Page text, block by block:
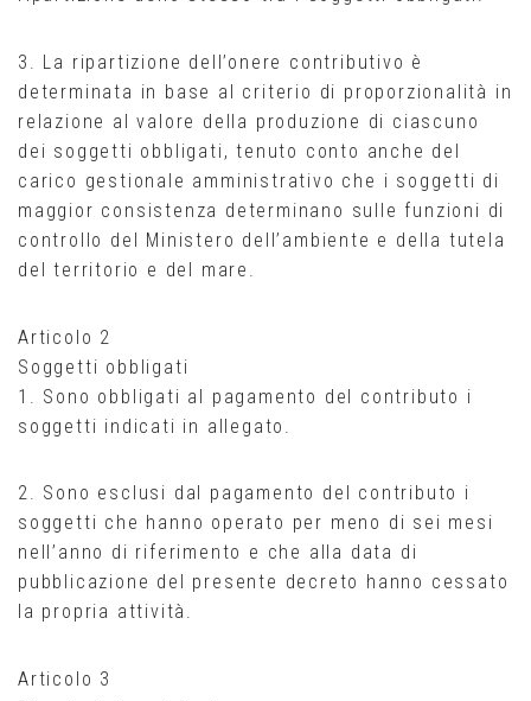
3. La ripartizione dell’onere contributivo è
determinata in base al criterio di proporzionalità in
relazione al valore della produzione di ciascuno
dei soggetti obbligati, tenuto conto anche del
carico gestionale amministrativo che i soggetti di
maggior consistenza determinano sulle funzioni di
controllo del Ministero dell’ambiente e della tutela
del territorio e del mare.
Articolo 2
Soggetti obbligati
1. Sono obbligati al pagamento del contributo i
soggetti indicati in allegato.
2. Sono esclusi dal pagamento del contributo i
soggetti che hanno operato per meno di sei mesi
nell’anno di riferimento e che alla data di
pubblicazione del presente decreto hanno cessato
la propria attività.
Articolo 3